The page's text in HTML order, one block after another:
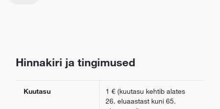
Hinnakiri ja tingimused
Kuutasu
1 € (kuutasu kehtib alates
26. eluaastast kuni 65.